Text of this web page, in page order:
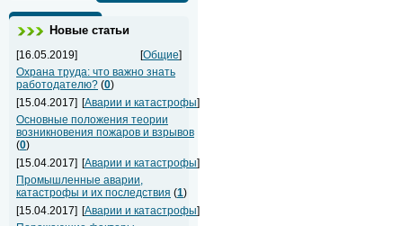
Новые статьи
[16.05.2019] [Общие]
Охрана труда: что важно знать
работодателю? (0)
[15.04.2017] [Аварии и катастрофы]
Основные положения теории
возникновения пожаров и взрывов
(0)
[15.04.2017] [Аварии и катастрофы]
Промышленные аварии,
катастрофы и их последствия (1)
[15.04.2017] [Аварии и катастрофы]